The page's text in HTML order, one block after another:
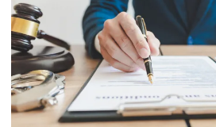
quién
es
y
como
puede
ayudarte